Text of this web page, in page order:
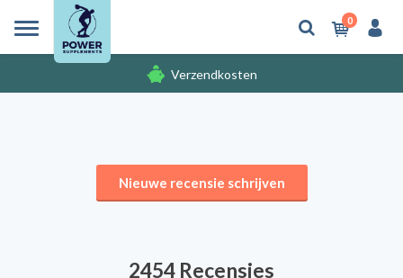
0
Verzendkosten
Nieuwe recensie schrijven
2454 Recensies